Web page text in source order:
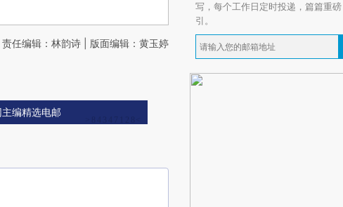
责任编辑：林韵诗 | 版面编辑：黄玉婷
编精选电邮
写，每个工作日定时投递，篇篇重
引。